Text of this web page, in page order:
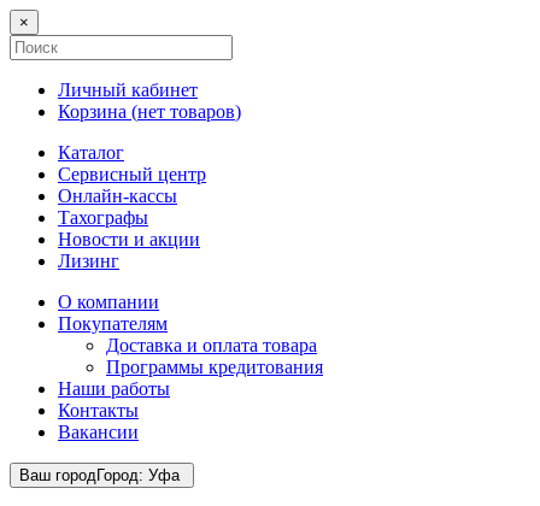
×
Личный кабинет
Корзина (нет товаров)
Каталог
Сервисный центр
Онлайн-кассы
Тахографы
Новости и акции
Лизинг
О компании
Покупателям
Доставка и оплата товара
Программы кредитования
Наши работы
Контакты
Вакансии
Ваш городГород: Уфа